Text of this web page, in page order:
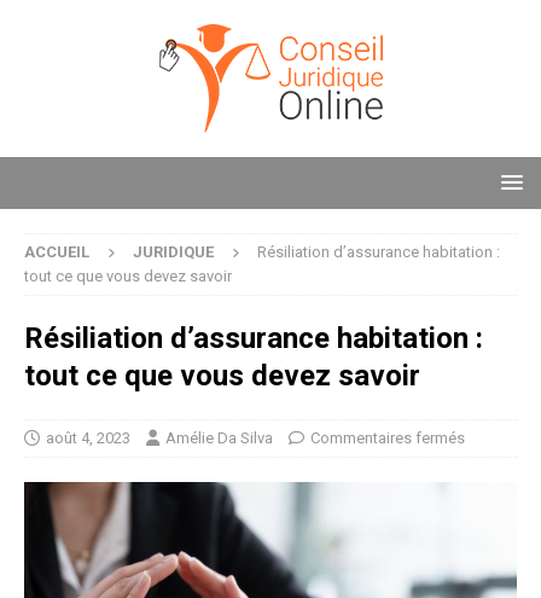
ACCUEIL JURIDIQUE
Résiliation d’assurance habitation :
tout ce que vous devez savoir
Résiliation d’assurance habitation :
tout ce que vous devez savoir
août 4, 2023 Amélie Da Silva Commentaires fermés